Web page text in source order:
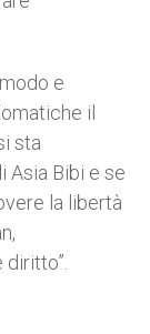
e
il
sta
Asia Bibi e se
la libertà